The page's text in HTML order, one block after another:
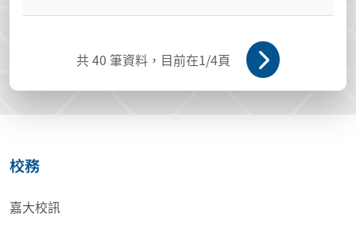
共40 筆資料，目前在1/4頁
校務
嘉大校訊